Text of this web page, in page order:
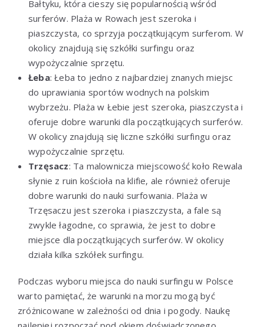
Bałtyku, która cieszy się popularnością wśród
surferów. Plaża w Rowach jest szeroka i
piaszczysta, co sprzyja początkującym surferom. W
okolicy znajdują się szkółki surfingu oraz
wypożyczalnie sprzętu.
Łeba: Łeba to jedno z najbardziej znanych miejsc
do uprawiania sportów wodnych na polskim
wybrzeżu. Plaża w Łebie jest szeroka, piaszczysta i
oferuje dobre warunki dla początkujących surferów.
W okolicy znajdują się liczne szkółki surfingu oraz
wypożyczalnie sprzętu.
Trzęsacz: Ta malownicza miejscowość koło Rewala
słynie z ruin kościoła na klifie, ale również oferuje
dobre warunki do nauki surfowania. Plaża w
Trzęsaczu jest szeroka i piaszczysta, a fale są
zwykle łagodne, co sprawia, że jest to dobre
miejsce dla początkujących surferów. W okolicy
działa kilka szkółek surfingu.
Podczas wyboru miejsca do nauki surfingu w Polsce
warto pamiętać, że warunki na morzu mogą być
zróżnicowane w zależności od dnia i pogody. Naukę